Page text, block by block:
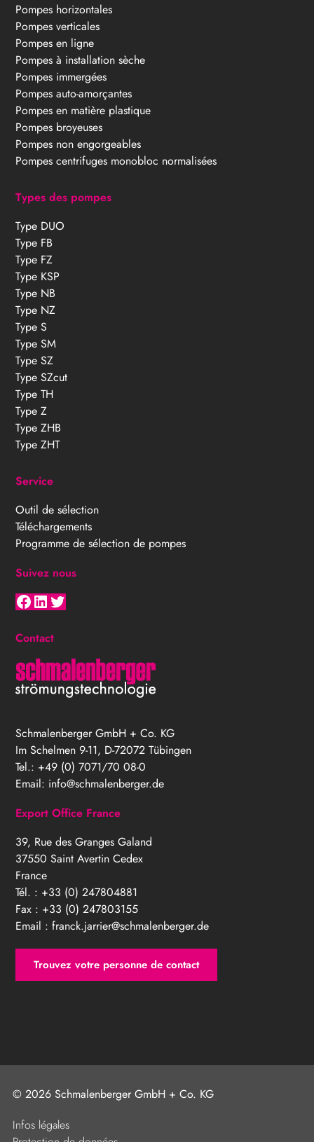
Pompes horizontales
Pompes verticales
Pompes en ligne
Pompes à installation sèche
Pompes immergées
Pompes auto-amorçantes
Pompes en matière plastique
Pompes broyeuses
Pompes non engorgeables
Pompes centrifuges monobloc normalisées
Types des pompes
Type DUO
Type FB
Type FZ
Type KSP
Type NB
Type NZ
Type S
Type SM
Type SZ
Type SZcut
Type TH
Type Z
Type ZHB
Type ZHT
Service
Outil de sélection
Téléchargements
Programme de sélection de pompes
Suivez nous
Facebook
LinkedIn
Twitter
Contact
Schmalenberger GmbH + Co. KG
Im Schelmen 9-11, D-72072 Tübingen
Tel.: +49 (0) 7071/70 08-0
Email: info@schmalenberger.de
Export Office France
39, Rue des Granges Galand
37550 Saint Avertin Cedex
France
Tél. : +33 (0) 247804881
Fax : +33 (0) 247803155
Email :franck.jarrier@schmalenberger.de
Trouvez votre personne de contact
© 2026 Schmalenberger GmbH + Co. KG
Infos légales